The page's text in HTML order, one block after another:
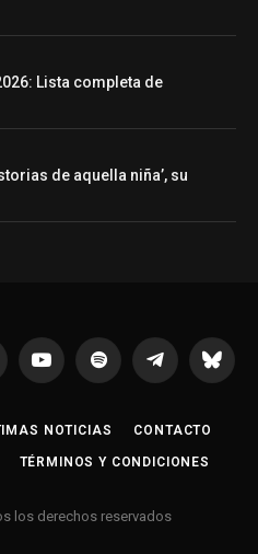
Lista completa de
de aquella niña’, su
YouTubeSpotify Telegrama
NOTICIAS CONTACTO
TÉRMINOS Y CONDICIONES
los derechos reservados